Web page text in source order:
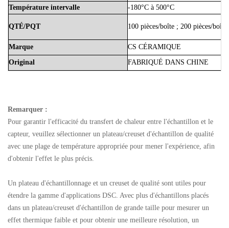
Température intervalle -180°C à 500°C
QTÉ/PQT 100 pièces/boîte ; 200 pièces/boîte
Marque CS CÉRAMIQUE
Original
FABRIQUÉ DANS CHINE
Remarquer :
Pour garantir l'efficacité du transfert de chaleur entre l'échantillon et le
capteur, veuillez sélectionner un plateau/creuset d'échantillon de qualité
avec une plage de température appropriée pour mener l'expérience, afin
d'obtenir l'effet le plus précis.
Un plateau d'échantillonnage et un creuset de qualité sont utiles pour
étendre la gamme d'applications DSC. Avec plus d'échantillons placés
dans un plateau/creuset d'échantillon de grande taille pour mesurer un
effet thermique faible et pour obtenir une meilleure résolution, un